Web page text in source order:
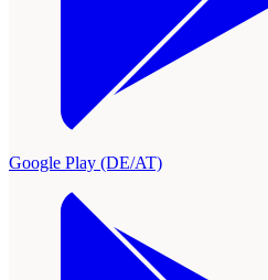
Google Play (DE/AT)